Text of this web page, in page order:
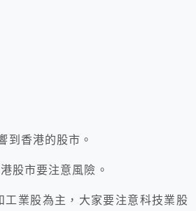
到香港的股市。
股市要注意風險。
業股為主，大家要注意科技業股